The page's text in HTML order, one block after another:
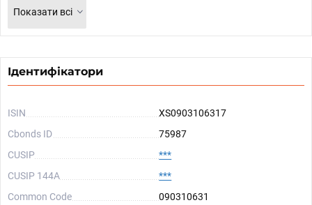
Показати всі
Ідентифікатори
ISIN
XS0903106317
Cbonds ID
75987
CUSIP
***
CUSIP 144A
***
Common Code
090310631